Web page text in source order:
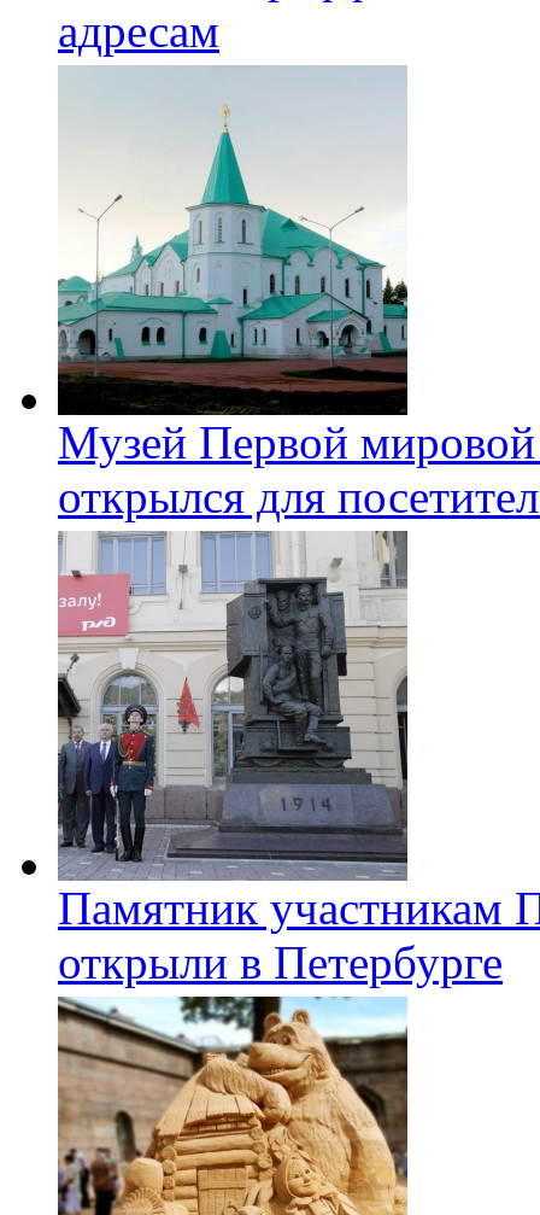
адресам
Музей Первой
открылся для
Памятник участникам
открыли в Петербурге